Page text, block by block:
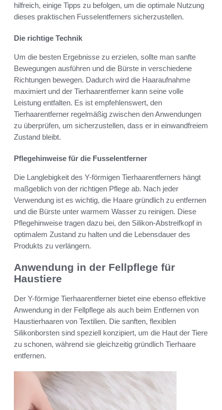
hilfreich, einige Tipps zu befolgen, um die optimale Nutzung
dieses praktischen Fusselentferners sicherzustellen.
Die richtige Technik
Um die besten Ergebnisse zu erzielen, sollte man sanfte
Bewegungen ausführen und die Bürste in verschiedene
Richtungen bewegen. Dadurch wird die Haaraufnahme
maximiert und der Tierhaarentferner kann seine volle
Leistung entfalten. Es ist empfehlenswert, den
Tierhaarentferner regelmäßig zwischen den Anwendungen
zu überprüfen, um sicherzustellen, dass er in einwandfreiem
Zustand bleibt.
Pflegehinweise für die Fusselentferner
Die Langlebigkeit des Y-förmigen Tierhaarentferners hängt
maßgeblich von der richtigen Pflege ab. Nach jeder
Verwendung ist es wichtig, die Haare gründlich zu entfernen
und die Bürste unter warmem Wasser zu reinigen. Diese
Pflegehinweise tragen dazu bei, den Silikon-Abstreifkopf in
optimalem Zustand zu halten und die Lebensdauer des
Produkts zu verlängern.
Anwendung in der Fellpflege für
Haustiere
Der Y-förmige Tierhaarentferner bietet eine ebenso effektive
Anwendung in der Fellpflege als auch beim Entfernen von
Haustierhaaren von Textilien. Die sanften, flexiblen
Silikonborsten sind speziell konzipiert, um die Haut der Tiere
zu schonen, während sie gleichzeitig gründlich Tierhaare
entfernen.